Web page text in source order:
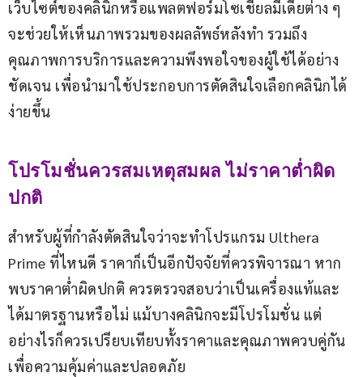
เว็บไซต์ของคลินิกหรือแพลตฟอร์มโซเชียลมีเดียต่าง ๆ
จะช่วยให้เห็นภาพรวมของผลลัพธ์หลังทำ รวมถึง
คุณภาพการบริการและความพึงพอใจของผู้ใช้ได้อย่าง
ชัดเจน เพื่อนำมาใช้ประกอบการตัดสินใจเลือกคลินิกได้
ง่ายขึ้น
โปรโมชั่นควรสมเหตุสมผล ไม่ราคาต่ำผิด
ปกติ
สำหรับผู้ที่กำลังตัดสินใจว่าจะทำโปรแกรม Ulthera
Prime ที่ไหนดี ราคาก็เป็นอีกปัจจัยที่ควรพิจารณา หาก
พบราคาต่ำผิดปกติ ควรตรวจสอบว่าเป็นเครื่องแท้และ
ได้มาตรฐานหรือไม่ แม้บางคลินิกจะมีโปรโมชั่น แต่
อย่างไรก็ควรเปรียบเทียบทั้งราคาและคุณภาพควบคู่กัน
เพื่อความคุ้มค่าและปลอดภัย